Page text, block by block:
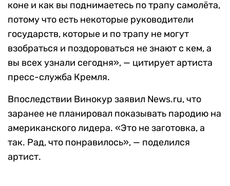
коне и как вы поднимаетесь по трапу самолёта,
потому что есть некоторые руководители
государств, которые и по трапу не могут
взобраться и поздороваться не знают с кем, а
вы всех узнали сегодня», — цитирует артиста
пресс-служба Кремля.
Впоследствии Винокур заявил News.ru, что
заранее не планировал показывать пародию на
американского лидера. «Это не заготовка, а
так. Рад, что понравилось», — поделился
артист.